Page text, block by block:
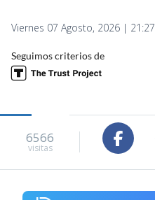
Viernes 07 Agosto, 2026 | 21:27
Seguimos criterios de
6566
visitas